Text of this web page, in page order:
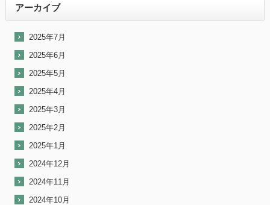
アーカイブ
2025年7月
2025年6月
2025年5月
2025年4月
2025年3月
2025年2月
2025年1月
2024年12月
2024年11月
2024年10月